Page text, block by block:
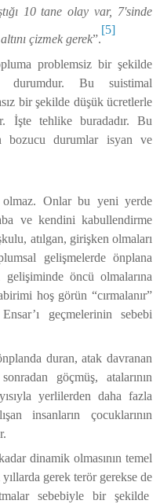
10 tane olay var, 7'sinde
çizmek gerek”.
[5]
problemsiz bir şekilde
durumdur. Bu suistimal
bir şekilde düşük ücretlerle
İşte tehlike buradadır. Bu
bozucu durumlar isyan ve
Onlar bu yeni yerde
ve kendini kabullendirme
atılgan, girişken olmaları
gelişmelerde önplana
gelişiminde öncü olmalarına
hoş görün “cırmalanır”
geçmelerinin sebebi
duran, atak davranan
göçmüş, atalarının
yerlilerden daha fazla
insanların çocuklarının
dinamik olmasının temel
yıllarda gerek terör gerekse de
sebebiyle bir şekilde